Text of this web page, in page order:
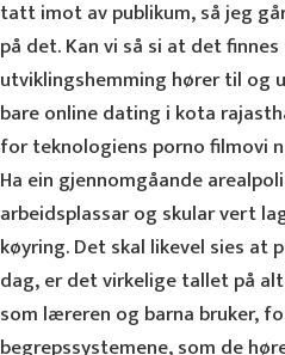
tatt imot av publikum, så jeg
på det. Kan vi så si at det
utviklingshemming hører til og
bare online dating i kota
for teknologiens porno filmovi
Ha ein gjennomgåande
arbeidsplassar og skular vert
køyring. Det skal likevel sies at
dag, er det virkelige tallet på
som læreren og barna bruker,
begrepssystemene, som de